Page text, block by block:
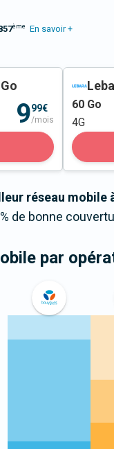
ème En savoir +
999€
/mois
60 Go
4G
réseau mobile
de bonne
par